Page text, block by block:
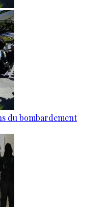
du bombardement